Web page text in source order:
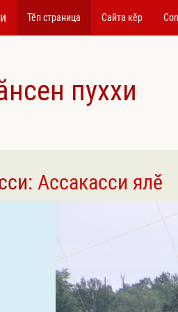
Тӗп страница Сайта кӗр
пуххи
: Ассакасси ялӗ